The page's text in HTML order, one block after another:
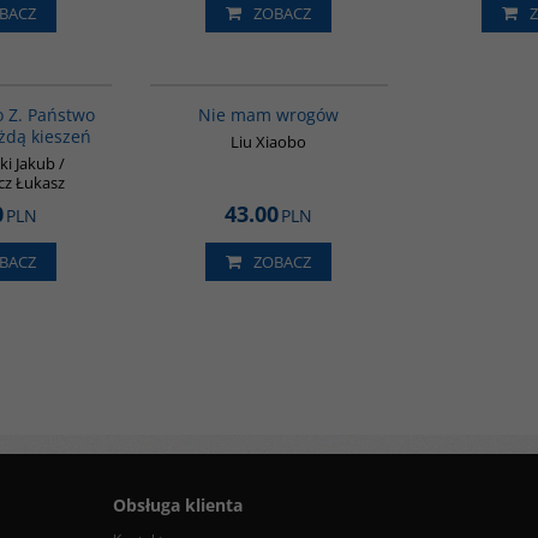
ZOBACZ
Z. Państwo
kieszeń
Jakub /
Łukasz
PLN
Nie mam wrogów
Liu Xiaobo
43.00PLN
ZOBACZ
Obsługa klienta